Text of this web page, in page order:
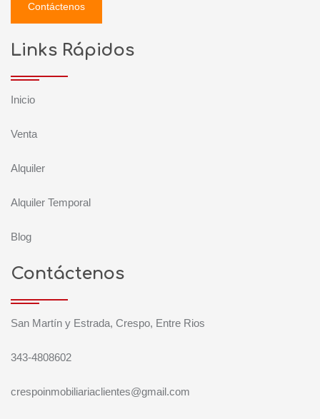
Contáctenos
Links Rápidos
Inicio
Venta
Alquiler
Alquiler Temporal
Blog
Contáctenos
San Martín y Estrada, Crespo, Entre Rios
343-4808602
crespoinmobiliariaclientes@gmail.com